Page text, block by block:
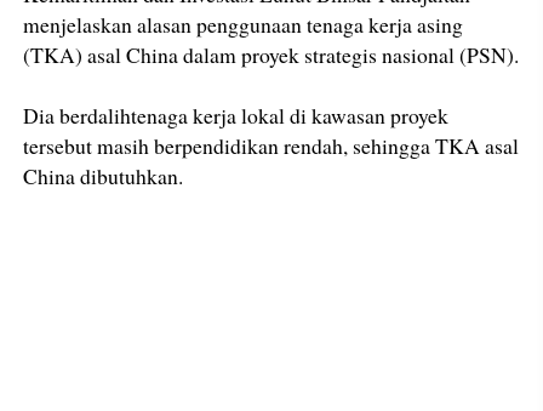
menjelaskan alasan penggunaan tenaga kerja asing
(TKA) asal China dalam proyek strategis nasional (PSN).
Dia berdalihtenaga kerja lokal di kawasan proyek
tersebut masih berpendidikan rendah, sehingga TKA asal
China dibutuhkan.